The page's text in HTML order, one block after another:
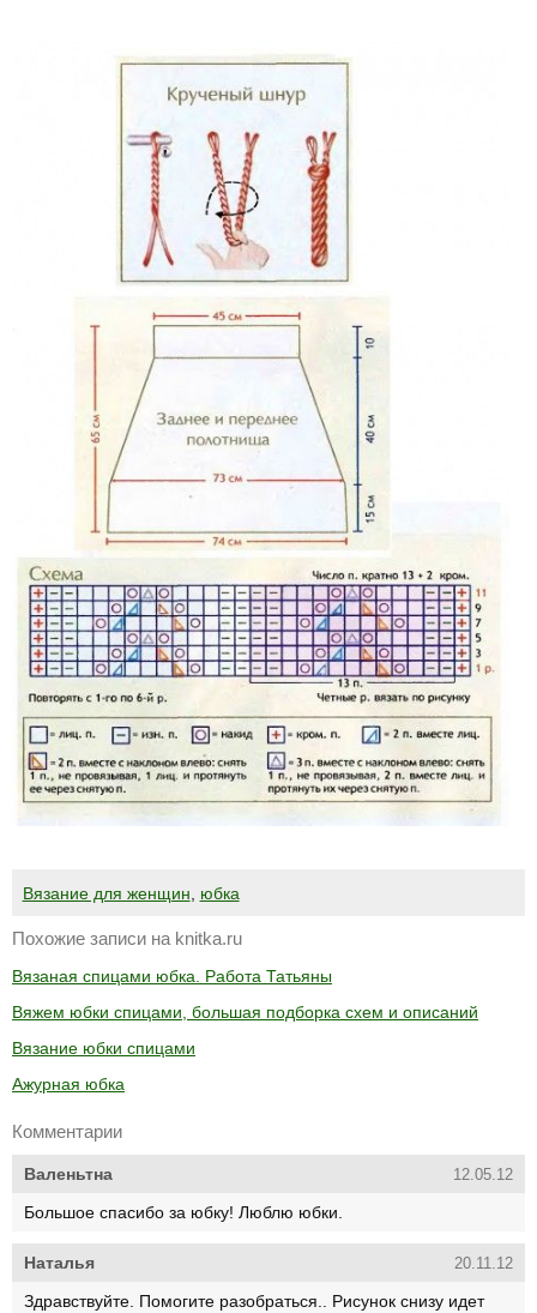
Вязание для женщин юбка
Похожие записи на knitka.ru
Вязаная спицами юбка. Работа Татьяны
Вяжем юбки спицами, большая подборка схем и описаний
Вязание юбки спицами
Ажурная юбка
Комментарии
Валеньтна 12.05.12
Большое спасибо за юбку! Люблю юбки.
Наталья 20.11.12
Здравствуйте. Помогите разобраться.. Рисунок снизу идет